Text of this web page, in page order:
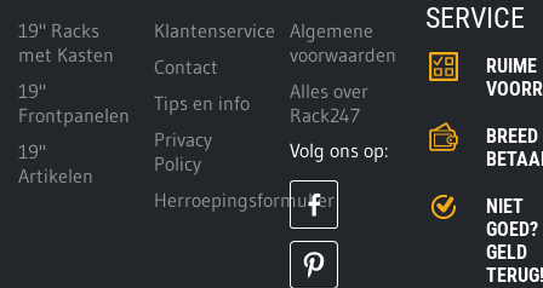
19" Racks
met Kasten
19"
Frontpanelen
19"
Artikelen
Klantenservice
Contact
Tips en info
Privacy
Policy
Herroepingsformulier
Algemene
voorwaarden
Alles over
Rack247
Volg ons op:
SERVICE
RUIME
BREED
NIET
GOED?
GELD
TERUG!